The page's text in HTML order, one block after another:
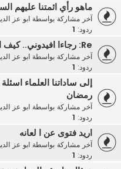
ماهو رأي ائمتنا عليهم
آخر مشاركة بواسطة ابو عز
ردود:
Re: رجاءا افيدوني.. كيف الخروج على حاكم ظالم ؟
آخر مشاركة بواسطة ابو عز
ردود:
إلى ساداتنا العلماء
رمضان
آخر مشاركة بواسطة ابو عز
ردود:
اريد فتوى عن ا لعانه
آخر مشاركة بواسطة ابو عز
ردود: